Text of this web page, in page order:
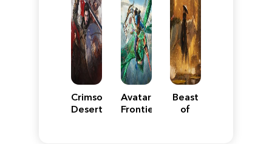
Crimson
Desert
Avatar:
Frontiers
Beast
of